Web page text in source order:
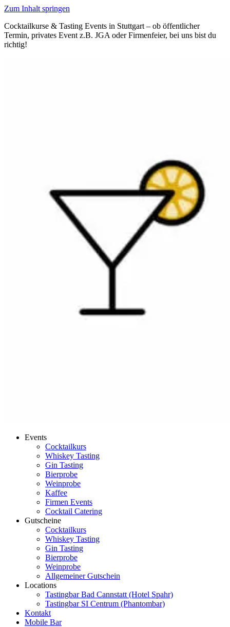
Zum Inhalt springen
Cocktailkurse & Tasting Events in Stuttgart – ob öffentlicher
Termin, privates Event z.B. JGA oder Firmenfeier, bei uns bist du
richtig!
Events
Cocktailkurs
Whiskey Tasting
Gin Tasting
Bierprobe
Weinprobe
Kaffee
Firmen Events
Cocktail Catering
Gutscheine
Cocktailkurs
Whiskey Tasting
Gin Tasting
Bierprobe
Weinprobe
Allgemeiner Gutschein
Locations
Tastingbar Bad Cannstatt (Hotel Spahr)
Tastingbar SI Centrum (Phantombar)
Kontakt
Mobile Bar